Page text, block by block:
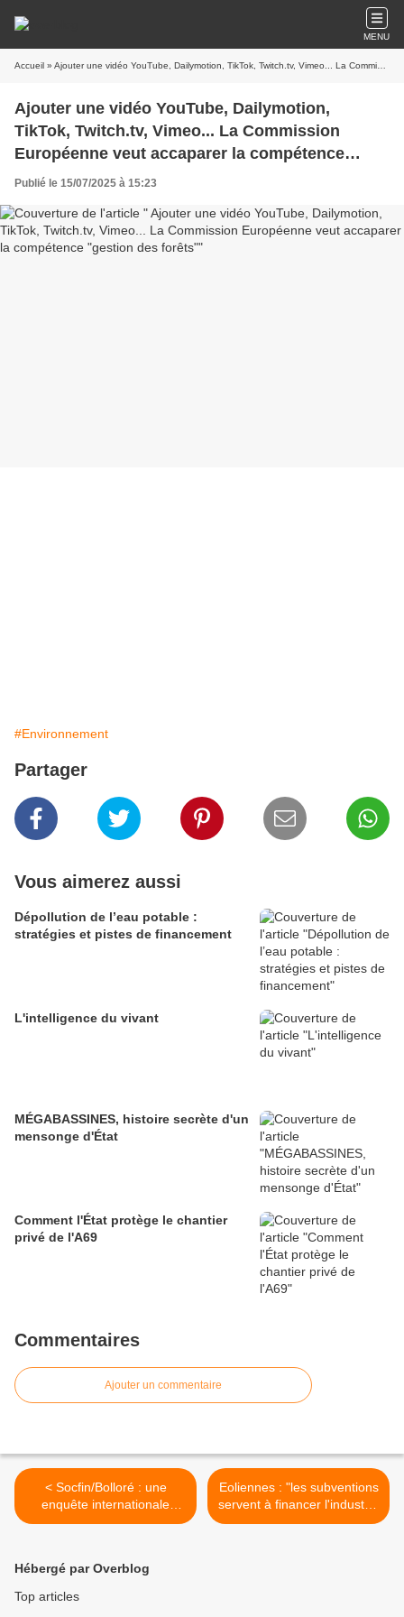
MENU
Accueil » Ajouter une vidéo YouTube, Dailymotion, TikTok, Twitch.tv, Vimeo... La Commission Européenne veut accaparer la compétence "gestion des forêts"
Ajouter une vidéo YouTube, Dailymotion,
TikTok, Twitch.tv, Vimeo... La Commission
Européenne veut accaparer la compétence
"gestion des forêts"
Publié le 15/07/2025 à 15:23
#Environnement
Partager
Vous aimerez aussi
Dépollution de l’eau potable :
stratégies et pistes de financement
L'intelligence du vivant
MÉGABASSINES, histoire secrète d'un
mensonge d'État
Comment l'État protège le chantier
privé de l'A69
Commentaires
Ajouter un commentaire
< Socfin/Bolloré : une
enquête internationale
confirme les accusations
Asie
Eoliennes : "les subventions
servent à financer l'industrie
chinoise et les fonds de
Hébergé par Overblog
Top articles